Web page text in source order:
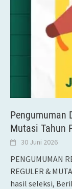
Pengumuman
Mutasi Tahun
30 Juni 2026
PENGUMUMAN
REGULER &
hasil seleksi,